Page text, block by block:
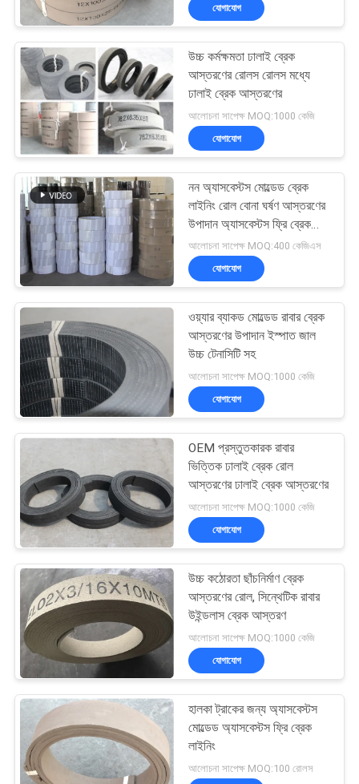
নিয়ন্ত্রণ
যোগাযোগ
করুন
উদ্ধৃতির
জন্য
আবেদন
সাইট
ম্যাপ
PRIVACY
POLICY
যোগাযোগ
উচ্চ কর্মক্ষমতা ঢালাই ব্রেক
আস্তরণের রোলস রোলস মধ্যে
ঢালাই ব্রেক আস্তরণের
আলোচনা সাপেক্ষ MOQ:1000 কেজি
যোগাযোগ
নন অ্যাসবেস্টস মোল্ডেড ব্রেক
লাইনিং রোল বোনা ঘর্ষণ আস্তরণের
উপাদান অ্যাসবেস্টস ফ্রি ব্রেক
লাইনিং
আলোচনা সাপেক্ষ MOQ:400 কেজিএস
যোগাযোগ
ওয়্যার ব্যাকড মোল্ডেড রাবার ব্রেক
আস্তরণের উপাদান ইস্পাত জাল
উচ্চ টেনাসিটি সহ
আলোচনা সাপেক্ষ MOQ:1000 কেজি
যোগাযোগ
OEM প্রস্তুতকারক রাবার
ভিত্তিক ঢালাই ব্রেক রোল
আস্তরণের ঢালাই ব্রেক আস্তরণের
আলোচনা সাপেক্ষ MOQ:1000 কেজি
যোগাযোগ
উচ্চ কঠোরতা ছাঁচনির্মাণ ব্রেক
আস্তরণের রোল, সিন্থেটিক রাবার
উইন্ডলাস ব্রেক আস্তরণ
আলোচনা সাপেক্ষ MOQ:1000 কেজি
যোগাযোগ
হালকা ট্রাকের জন্য অ্যাসবেস্টস
মোল্ডেড অ্যাসবেস্টস ফ্রি ব্রেক
লাইনিং
আলোচনা সাপেক্ষ MOQ:100 রোলস